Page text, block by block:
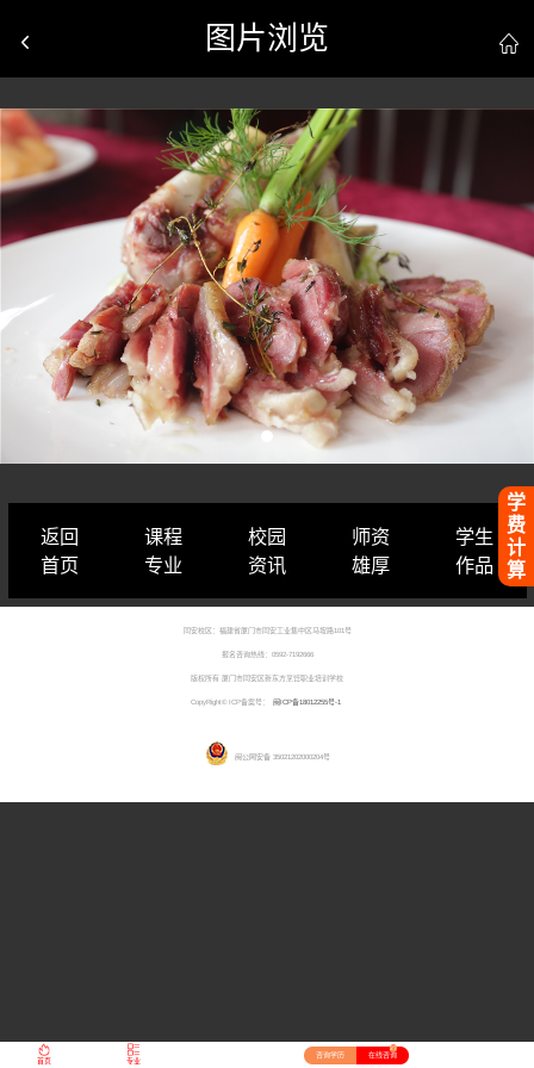
学
费
计
算
 图片浏览 
返回
首页
课程
专业
校园
资讯
师资
雄厚
学生
作品
同安校区：福建省厦门市同安工业集中区马垵路101号
报名咨询热线：0592-7192666
版权所有 厦门市同安区新东方烹饪职业培训学校
CopyRight© ICP备案号： 闽ICP备18012255号-1
闽公网安备 35021202000204号
首页 专业
咨询学历 在线咨询
27